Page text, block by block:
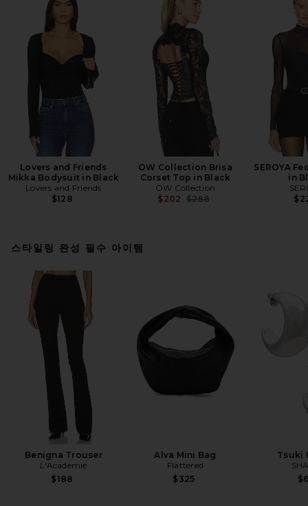
Lovers and Friends
Mikka Bodysuit in Black
Lovers and Friends
$128
OW Collection Brisa
Corset Top in Black
OW Collection
$202 Previous price:
$288
SEROYA
in
스타일링 완성 필수 아이템
Benigna Trouser
L'Academie
$188
Alva Mini Bag
Flattered
$325
Tsuki